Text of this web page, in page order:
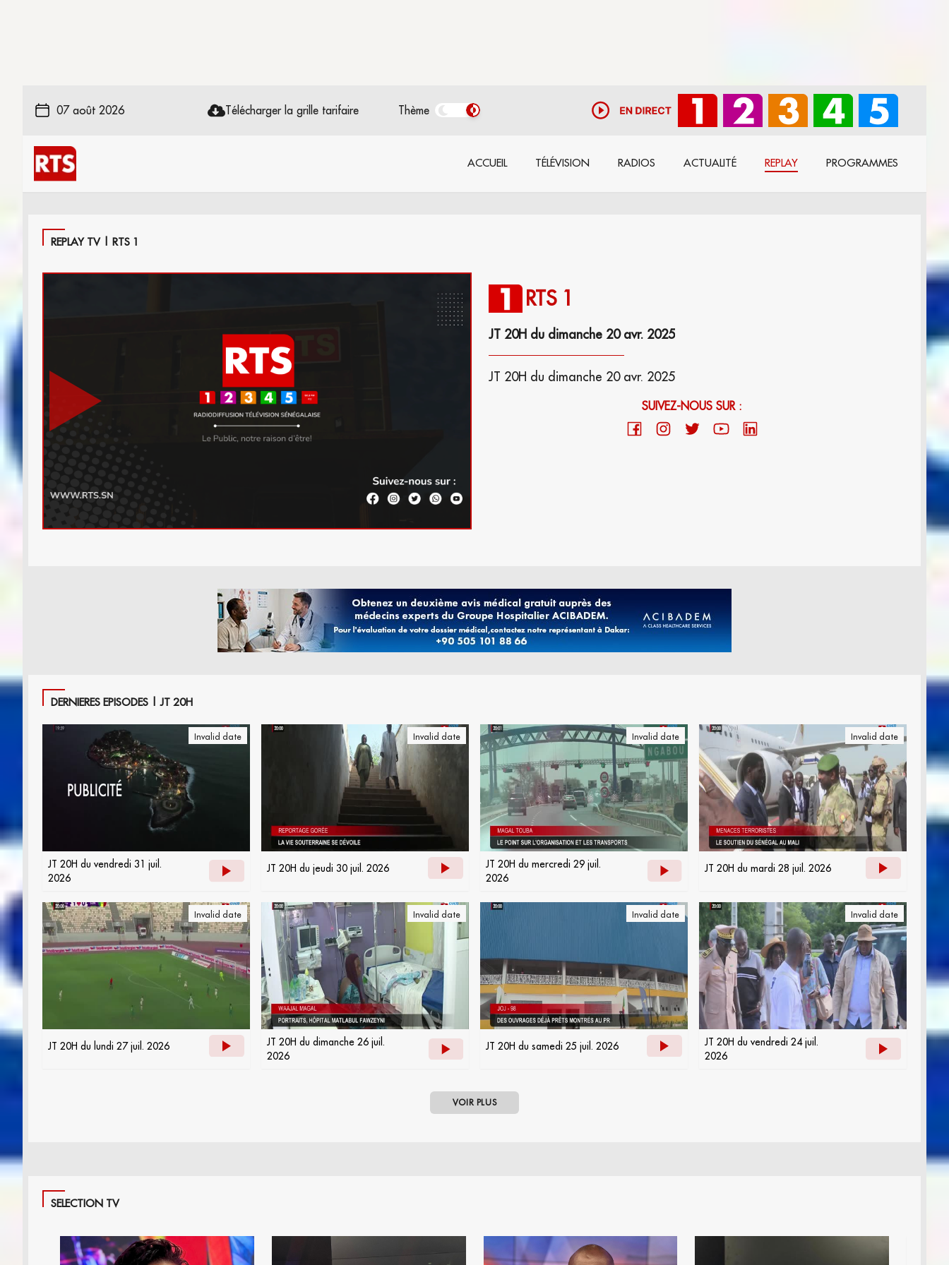
07 août 2026 Télécharger la grille tarifaire Thème
ACCUEIL TÉLÉVISION RADIOS ACTUALITÉ REPLAY PROGRAMMES
REPLAY TV | RTS 1
RTS 1
JT 20H du dimanche 20 avr. 2025
JT 20H du dimanche 20 avr. 2025
SUIVEZ-NOUS SUR :
DERNIERES EPISODES | JT 20H
Invalid date
JT 20H du vendredi 31 juil.
2026
Invalid date
JT 20H du jeudi 30 juil. 2026
Invalid date
JT 20H du mercredi 29 juil.
2026
Invalid date
JT 20H du mardi 28 juil. 2026
Invalid date
JT 20H du lundi 27 juil. 2026
Invalid date
JT 20H du dimanche 26 juil.
2026
Invalid date
JT 20H du samedi 25 juil. 2026
Invalid date
JT 20H du vendredi 24 juil.
2026
VOIR PLUS
SELECTION TV